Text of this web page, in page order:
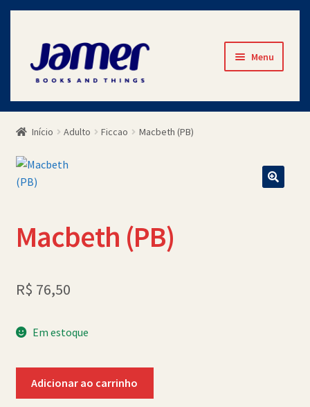
Pular
para
navegação
Pular
para
conteúdo
Menu
Início
Avaliações
Cart
Contato
Minha Conta
Início Adulto Ficcao Macbeth (PB)
Macbeth (PB)
R$ 76,50
Em estoque
Adicionar ao carrinho